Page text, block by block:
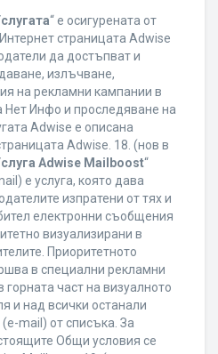
“ е осигурената от
страницата Adwise
да достъпват и
излъчване,
на рекламни кампании в
Нет Инфо и проследяване на
Adwise е описана
Adwise. 18. (нов в
Adwise Mailboost“
е услуга, която дава
изпратени от тях и
електронни съобщения
визуализирани в
Приоритетното
в специални рекламни
част на визуалното
и над всички останали
mail) от списъка. За
Общи условия се